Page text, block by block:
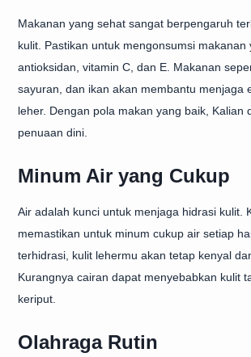
Makanan yang sehat sangat berpengaruh
kulit. Pastikan untuk mengonsumsi makanan
antioksidan, vitamin C, dan E. Makanan
sayuran, dan ikan akan membantu menjaga
leher. Dengan pola makan yang baik, Kalian
penuaan dini.
Minum Air yang Cukup
Air adalah kunci untuk menjaga hidrasi kulit.
memastikan untuk minum cukup air setiap
terhidrasi, kulit lehermu akan tetap kenyal
Kurangnya cairan dapat menyebabkan kulit
keriput.
Olahraga Rutin